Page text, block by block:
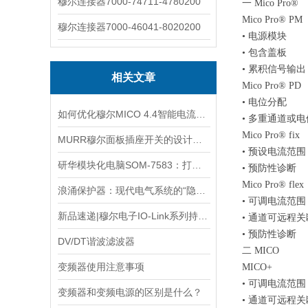
穆尔连接器7000-46041-8020200
相关文章
DV/DT谐波滤波器
变频器使用注意事项
变频器和变频电源的区别是什么？
一 Mico Pro®
Mico Pro® PM
• 电源模块
• 包含盖板
• 累积信号输出
Mico Pro® PD
• 电位分配
• 多重通道或电
Mico Pro® fix
• 预设电流范围
• 预防性诊断
Mico Pro® flex
• 可调电流范围
• 通道可远程关
• 预防性诊断
二 MICO
MICO+
• 可调电流范围
• 通道可远程关